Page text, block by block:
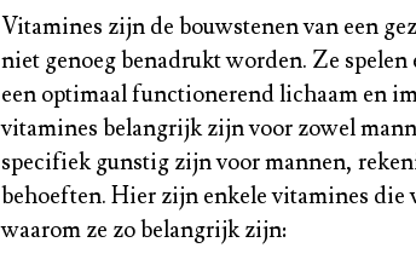
Vitamines zijn de bouwstenen van een
niet genoeg benadrukt worden. Ze
een optimaal functionerend lichaam en
vitamines belangrijk zijn voor zowel
specifiek gunstig zijn voor mannen,
behoeften. Hier zijn enkele vitamines die
waarom ze zo belangrijk zijn: